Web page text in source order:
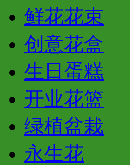
鲜花花束
创意花盒
生日蛋糕
开业花篮
绿植盆栽
永生花